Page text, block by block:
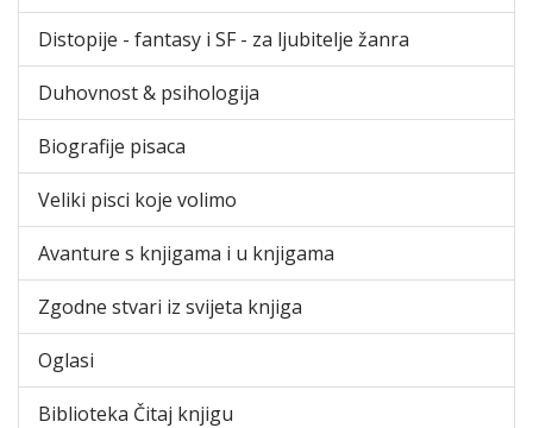
Distopije - fantasy i SF - za ljubitelje žanra
Duhovnost & psihologija
Biografije pisaca
Veliki pisci koje volimo
Avanture s knjigama i u knjigama
Zgodne stvari iz svijeta knjiga
Oglasi
Biblioteka Čitaj knjigu